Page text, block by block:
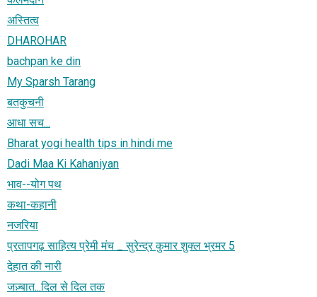
अस्तित्व
DHAROHAR
bachpan ke din
My Sparsh Tarang
बतकुचनी
आधा सच...
Bharat yogi health tips in hindi me
Dadi Maa Ki Kahaniyan
भाव--योग पथ
कथा-कहानी
नजरिया
प्रतापगढ़ साहित्य प्रेमी मंच _ सुरेन्द्र कुमार शुक्ल भ्रमर 5
देहात की नारी
जज़्बात...दिल से दिल तक